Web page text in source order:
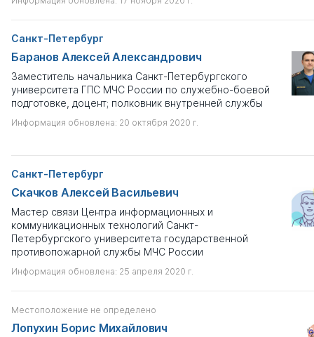
Санкт-Петербург
Баранов Алексей Александрович
Заместитель начальника Санкт-Петербургского
университета ГПС МЧС России по служебно-боевой
подготовке, доцент; полковник внутренней службы
Информация обновлена: 20 октября 2020 г.
Санкт-Петербург
Скачков Алексей Васильевич
Мастер связи Центра информационных и
коммуникационных технологий Санкт-
Петербургского университета государственной
противопожарной службы МЧС России
Информация обновлена: 25 апреля 2020 г.
Местоположение не определено
Лопухин Борис Михайлович